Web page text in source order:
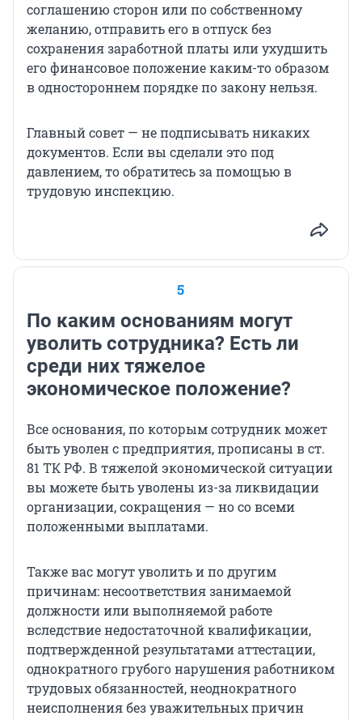
соглашению сторон или по собственному
желанию, отправить его в отпуск без
сохранения заработной платы или ухудшить
его финансовое положение каким-то образом
в одностороннем порядке по закону нельзя.
Главный совет — не подписывать никаких
документов. Если вы сделали это под
давлением, то обратитесь за помощью в
трудовую инспекцию.
5
По каким основаниям могут
уволить сотрудника? Есть ли
среди них тяжелое
экономическое положение?
Все основания, по которым сотрудник может
быть уволен с предприятия, прописаны в ст.
81 ТК РФ. В тяжелой экономической ситуации
вы можете быть уволены из-за ликвидации
организации, сокращения — но со всеми
положенными выплатами.
Также вас могут уволить и по другим
причинам: несоответствия занимаемой
должности или выполняемой работе
вследствие недостаточной квалификации,
подтвержденной результатами аттестации,
однократного грубого нарушения работником
трудовых обязанностей, неоднократного
неисполнения без уважительных причин